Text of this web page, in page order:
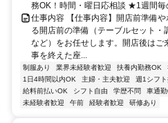
務OK！時間・曜日応相談 ★1週間毎
仕事内容 【仕事内容】開店前準備
る開店前の準備（テーブルセット
など）をお任せします。開店後は
事を終えた座...
制服あり 業界未経験者歓迎 扶養内勤務OK
1日4時間以内OK
主婦・主夫歓迎 週1シフト
給料前払いOK
シフト自由 学歴不問 車通
未経験者歓迎
午前 経験者歓迎 研修あり